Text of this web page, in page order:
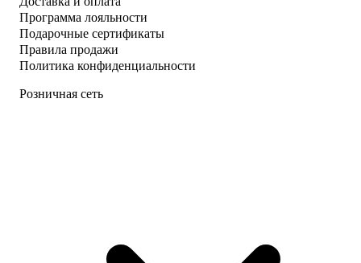
Программа лояльности
Подарочные сертификаты
Правила продажи
Политика конфиденциальности
Розничная сеть